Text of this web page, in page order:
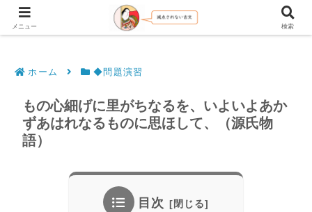
文法解説・逐語訳（現代語訳・口語訳）
ホーム ◆問題演習
もの心細げに里がちなるを、いよいよあか
ずあはれなるものに思ほして、（源氏物
語）
目次
メニュー 検索